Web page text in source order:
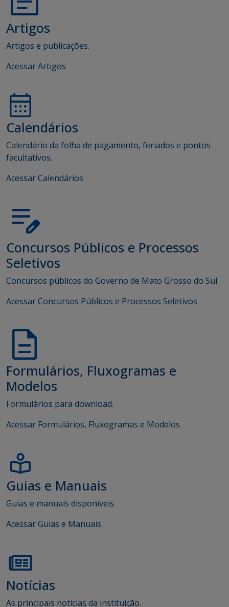
Artigos
Artigos e publicações.
Acessar Artigos
Calendários
Calendário da folha de pagamento, feriados e pontos
facultativos.
Acessar Calendários
Concursos Públicos e Processos
Seletivos
Concursos públicos do Governo de Mato Grosso do Sul.
Acessar Concursos Públicos e Processos Seletivos
Formulários, Fluxogramas e
Modelos
Formulários para download.
Acessar Formulários, Fluxogramas e Modelos
Guias e Manuais
Guias e manuais disponíveis
Acessar Guias e Manuais
Notícias
As principais notícias da instituição.